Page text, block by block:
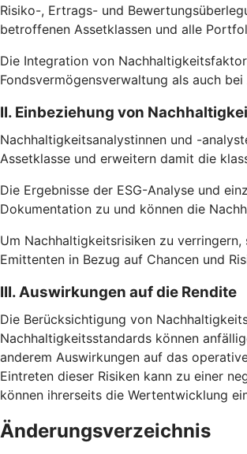
Risiko-, Ertrags- und
betroffenen Assetklassen und alle
Die Integration von
Fondsvermögensverwaltung als auch
II. Einbeziehung von
Nachhaltigkeitsanalystinnen und -
Assetklasse und erweitern damit die
Die Ergebnisse der ESG-Analyse und
Dokumentation zu und können die
Um Nachhaltigkeitsrisiken zu
Emittenten in Bezug auf Chancen und
III. Auswirkungen auf die Rendite
Die Berücksichtigung von
Nachhaltigkeitsstandards können
anderem Auswirkungen auf das
Eintreten dieser Risiken kann zu einer
können ihrerseits die Wertentwicklung
Änderungsverzeichnis